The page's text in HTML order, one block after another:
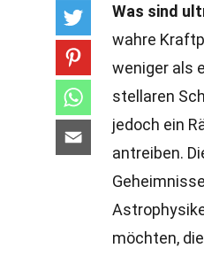
Was sind
wahre
weniger als
stellaren
jedoch ein
antreiben.
möchten,